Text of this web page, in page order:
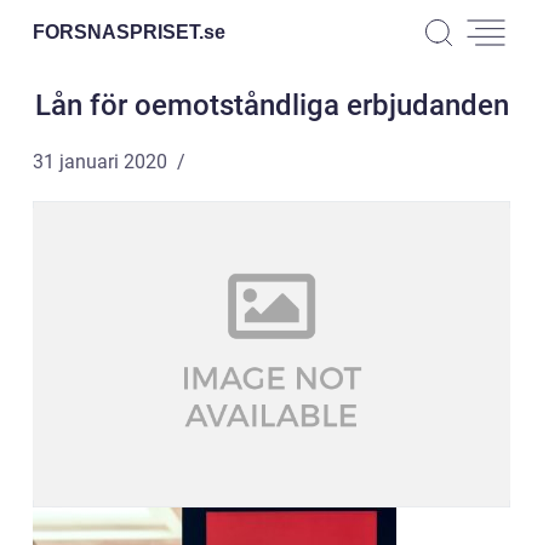
FORSNASPRISET.se
Lån för oemotståndliga erbjudanden
31 januari 2020